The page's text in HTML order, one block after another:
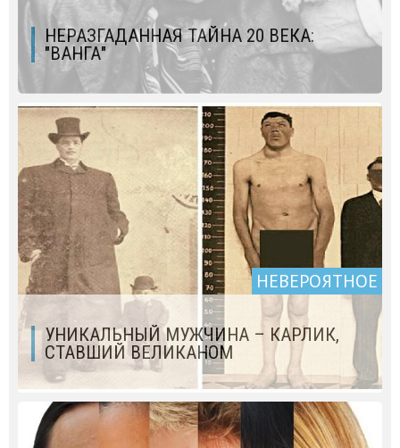
НЕРАЗГАДАННАЯ ТАЙНА 20 ВЕКА:
"ВАНГА"
НЕВЕРОЯТНОЕ
УНИКАЛЬНЫЙ МУЖЧИНА – КАРЛИК,
СТАВШИЙ ВЕЛИКАНОМ